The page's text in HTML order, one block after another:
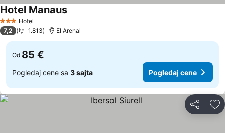
3 Zvezdice
Hotel
Hotel ManausPogledaj cene
7,2 1.813 El Arenal
Od 85 €
Pogledaj cene sa 3 sajta Pogledaj cene
Deli